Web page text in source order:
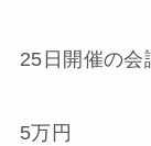
25日開催の会
5万円